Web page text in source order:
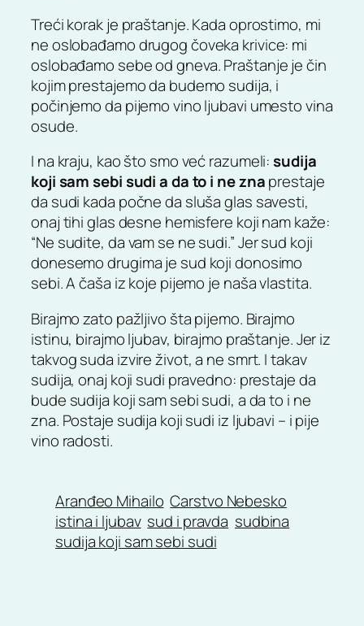
Treći korak je praštanje. Kada oprostimo, mi
ne oslobađamo drugog čoveka krivice: mi
oslobađamo sebe od gneva. Praštanje je čin
kojim prestajemo da budemo sudija, i
počinjemo da pijemo vino ljubavi umesto vina
osude.
I na kraju, kao što smo već razumeli:sudija
koji sam sebi sudi a da to i ne znaprestaje
da sudi kada počne da sluša glas savesti,
onaj tihi glas desne hemisfere koji nam kaže:
“Ne sudite, da vam se ne sudi.” Jer sud koji
donesemo drugima je sud koji donosimo
sebi. A čaša iz koje pijemo je naša vlastita.
Birajmo zato pažljivo šta pijemo. Birajmo
istinu, birajmo ljubav, birajmo praštanje. Jer iz
takvog suda izvire život, a ne smrt. I takav
sudija, onaj koji sudi pravedno: prestaje da
bude sudija koji sam sebi sudi, a da to i ne
zna. Postaje sudija koji sudi iz ljubavi – i pije
vino radosti.
Aranđeo Mihailo Carstvo Nebesko
istina i ljubav sud i pravda sudbina
sudija koji sam sebi sudi